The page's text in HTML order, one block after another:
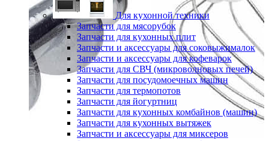
Для кухонной техники
Запчасти для мясорубок
Запчасти для кухонных плит
Запчасти и аксессуары для соковыжималок
Запчасти и аксессуары для кофеварок
Запчасти для СВЧ (микроволновых печей)
Запчасти для посудомоечных машин
Запчасти для термопотов
Запчасти для йогуртниц
Запчасти для кухонных комбайнов (машин)
Запчасти для кухонных вытяжек
Запчасти и аксессуары для миксеров